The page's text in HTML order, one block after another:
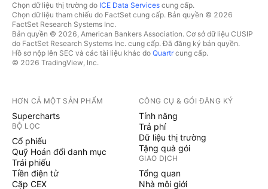
Chọn dữ liệu thị trường do ICE Data Services cung cấp.
Chọn dữ liệu tham chiếu do FactSet cung cấp. Bản quyền © 2026
FactSet Research Systems Inc.
Bản quyền © 2026, American Bankers Association. Cơ sở dữ liệu CUSIP
do FactSet Research Systems Inc. cung cấp. Đã đăng ký bản quyền.
Hồ sơ nộp lên SEC và các tài liệu khác do Quartrcung cấp.
© 2026 TradingView, Inc.
HƠN CẢ MỘT SẢN PHẨM
Supercharts
BỘ LỌC
Cổ phiếu
Quỹ Hoán đổi danh mục
Trái phiếu
Tiền điện tử
Cặp CEX
CÔNG CỤ & GÓI ĐĂNG KÝ
Tính năng
Trả phí
Dữ liệu thị trường
Tặng quà gói
GIAO DỊCH
Tổng quan
Nhà môi giới